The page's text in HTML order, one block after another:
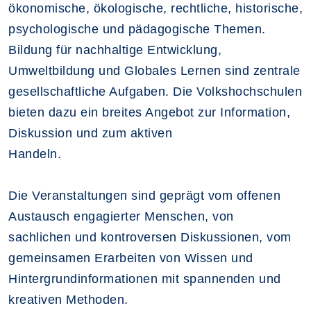
ökonomische, ökologische, rechtliche, historische,
psychologische und pädagogische Themen.
Bildung für nachhaltige Entwicklung,
Umweltbildung und Globales Lernen sind zentrale
gesellschaftliche Aufgaben. Die Volkshochschulen
bieten dazu ein breites Angebot zur Information,
Diskussion und zum aktiven
Handeln.
Die Veranstaltungen sind geprägt vom offenen
Austausch engagierter Menschen, von
sachlichen und kontroversen Diskussionen, vom
gemeinsamen Erarbeiten von Wissen und
Hintergrundinformationen mit spannenden und
kreativen Methoden.